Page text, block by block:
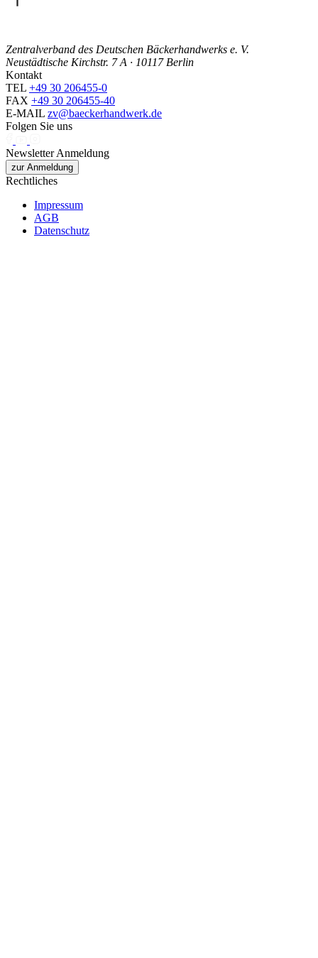
Zentralverband des Deutschen Bäckerhandwerks e. V.
Neustädtische Kirchstr. 7 A · 10117 Berlin
Kontakt
TEL +49 30 206455-0
FAX +49 30 206455-40
E-MAIL zv@baeckerhandwerk.de
Folgen Sie uns
Newsletter Anmeldung
zur Anmeldung
Rechtliches
Impressum
AGB
Datenschutz